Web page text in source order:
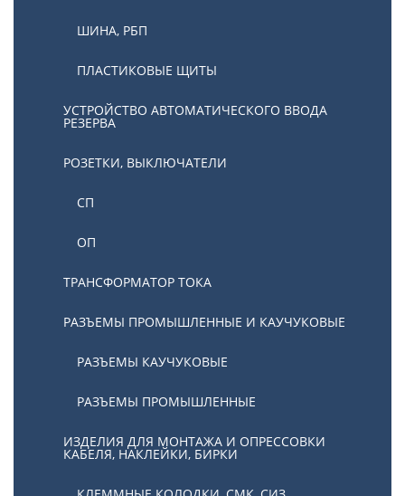
ШИНА, РБП
ПЛАСТИКОВЫЕ ЩИТЫ
УСТРОЙСТВО АВТОМАТИЧЕСКОГО ВВОДА
РЕЗЕРВА
РОЗЕТКИ, ВЫКЛЮЧАТЕЛИ
СП
ОП
ТРАНСФОРМАТОР ТОКА
РАЗЪЕМЫ ПРОМЫШЛЕННЫЕ И КАУЧУКОВЫЕ
РАЗЪЕМЫ КАУЧУКОВЫЕ
РАЗЪЕМЫ ПРОМЫШЛЕННЫЕ
ИЗДЕЛИЯ ДЛЯ МОНТАЖА И ОПРЕССОВКИ
КАБЕЛЯ, НАКЛЕЙКИ, БИРКИ